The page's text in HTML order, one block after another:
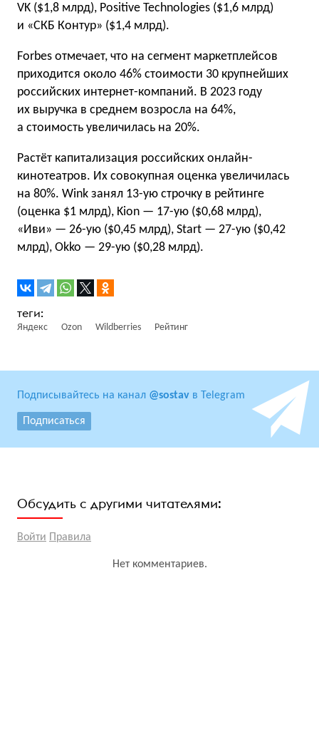
VK ($1,8 млрд), Positive Technologies ($1,6 млрд)
и «СКБ Контур» ($1,4 млрд).
Forbes отмечает, что на сегмент маркетплейсов
приходится около 46% стоимости 30 крупнейших
российских интернет-компаний. В 2023 году
их выручка в среднем возросла на 64%,
а стоимость увеличилась на 20%.
Растёт капитализация российских онлайн-
кинотеатров. Их совокупная оценка увеличилась
на 80%. Wink занял 13-ую строчку в рейтинге
(оценка $1 млрд), Kion — 17-ую ($0,68 млрд),
«Иви» — 26-ую ($0,45 млрд), Start — 27-ую ($0,42
млрд), Okko — 29-ую ($0,28 млрд).
Яндекс Ozon Wildberries Рейтинг
Подписывайтесь на канал @sostav в Telegram
Подписаться
Обсудить с другими читателями:
Войти Правила
Нет комментариев.